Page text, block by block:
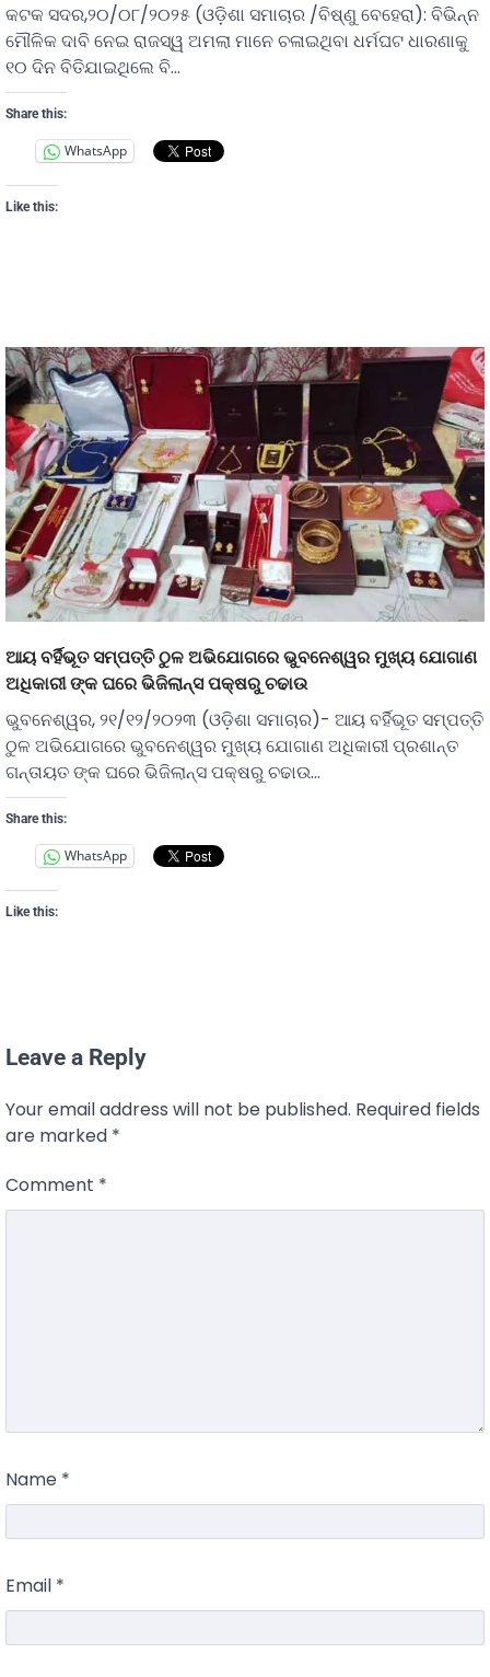
କଟକ ସଦର,୨୦/୦୮/୨୦୨୫ (ଓଡ଼ିଶା ସମାଚାର /ବିଷ୍ଣୁ ବେହେରା): ବିଭିନ୍ନ
ମୌଳିକ ଦାବି ନେଇ ରାଜସ୍ୱ ଅମଲା ମାନେ ଚଳାଇଥିବା ଧର୍ମଘଟ ଧାରଣାକୁ
୧୦ ଦିନ ବିତିଯାଇଥିଲେ ବି…
Share this:
WhatsApp
Like this:
ଆୟ ବର୍ହିଭୂତ ସମ୍ପତ୍ତି ଠୁଳ ଅଭିଯୋଗରେ ଭୁବନେଶ୍ୱର ମୁଖ୍ୟ ଯୋଗାଣ
ଅଧିକାରୀ ଙ୍କ ଘରେ ଭିଜିଲାନ୍ସ ପକ୍ଷରୁ ଚଢାଉ
ଭୁବନେଶ୍ୱର, ୨୧/୧୨/୨୦୨୩ (ଓଡ଼ିଶା ସମାଚାର)- ଆୟ ବର୍ହିଭୂତ ସମ୍ପତ୍ତି
ଠୁଳ ଅଭିଯୋଗରେ ଭୁବନେଶ୍ୱର ମୁଖ୍ୟ ଯୋଗାଣ ଅଧିକାରୀ ପ୍ରଶାନ୍ତ
ଗନ୍ତାୟତ ଙ୍କ ଘରେ ଭିଜିଲାନ୍ସ ପକ୍ଷରୁ ଚଢାଉ…
Share this:
WhatsApp
Like this:
Leave a Reply
Your email address will not be published. Required fields
are marked *
Comment *
Name *
Email *